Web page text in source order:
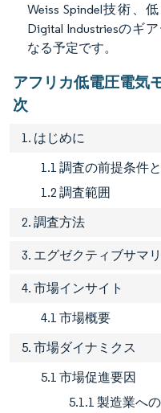
Weiss Spindel技術、
Digital Industriesのギ
なる予定です。
アフリカ低電圧電気
次
1. はじめに
1.1 調査の前提条件
1.2 調査範囲
2. 調査方法
3. エグゼクティブサマ
4. 市場インサイト
4.1 市場概要
5. 市場ダイナミクス
5.1 市場促進要因
5.1.1 製造業へ